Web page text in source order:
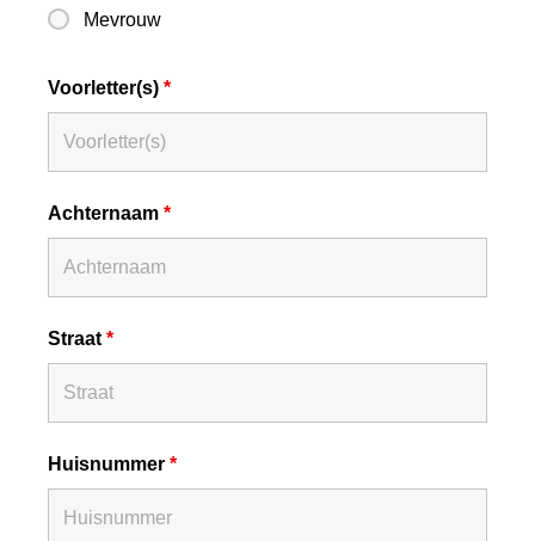
Mevrouw
Voorletter(s) *
Achternaam *
Straat *
Huisnummer *